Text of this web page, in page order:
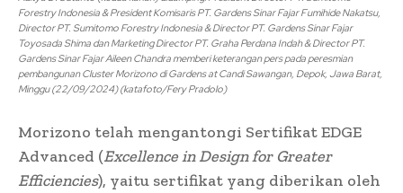
Forestry Indonesia & President Komisaris PT. Gardens Sinar Fajar Fumihide Nakatsu,
Director PT. Sumitomo Forestry Indonesia & Director PT. Gardens Sinar Fajar
Toyosada Shima dan Marketing Director PT. Graha Perdana Indah & Director PT.
Gardens Sinar Fajar Aileen Chandra memberi keterangan pers pada peresmian
pembangunan Cluster Morizono di Gardens at Candi Sawangan, Depok, Jawa Barat,
Minggu (22/09/2024) (katafoto/Fery Pradolo)
Morizono telah mengantongi Sertifikat EDGE
Advanced (Excellence in Design for Greater
Efficiencies), yaitu sertifikat yang diberikan oleh